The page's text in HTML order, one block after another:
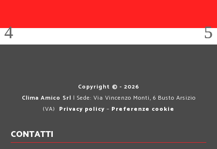
Copyright © - 2026
Clima Amico Srl | Sede: Via Vincenzo Monti, 6 Busto Arsizio
(VA) Privacy policy – Preferenze cookie
CONTATTI